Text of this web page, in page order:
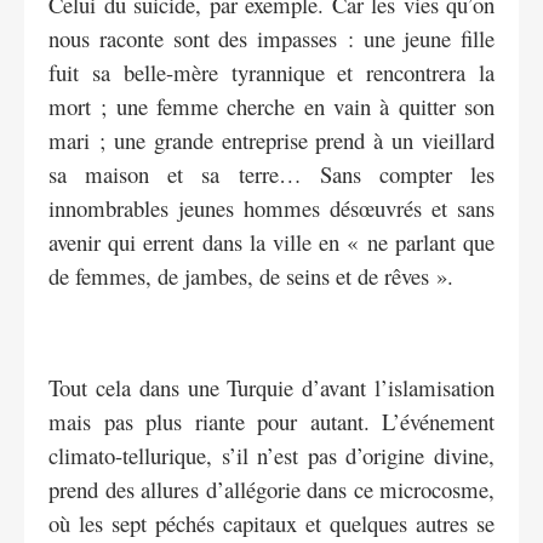
nous raconte sont des impasses : une jeune fille
fuit sa belle-mère tyrannique et rencontrera la
mort ; une femme cherche en vain à quitter son
mari ; une grande entreprise prend à un vieillard
sa maison et sa terre… Sans compter les
innombrables jeunes hommes désœuvrés et sans
avenir qui errent dans la ville en « ne parlant que
de femmes, de jambes, de seins et de rêves ».
Tout cela dans une Turquie d’avant l’islamisation
mais pas plus riante pour autant. L’événement
climato-tellurique, s’il n’est pas d’origine divine,
prend des allures d’allégorie dans ce microcosme,
où les sept péchés capitaux et quelques autres se